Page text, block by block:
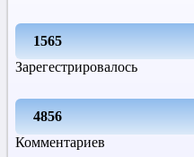
1565
Зарегестрировалось
4856
Комментариев